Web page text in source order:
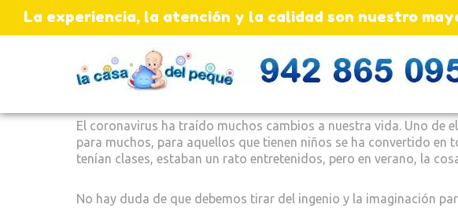
La experiencia, la atención y la calidad son nuestro
El coronavirus ha traído muchos cambios a nuestra vida. Uno de
para muchos, para aquellos que tienen niños se ha convertido en
tenían clases, estaban un rato entretenidos, pero en verano, la
No hay duda de que debemos tirar del ingenio y la imaginación